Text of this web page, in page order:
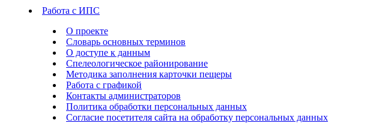
Работа с ИПС
О проекте
Словарь основных терминов
О доступе к данным
Спелеологическое районирование
Методика заполнения карточки пещеры
Работа с графикой
Контакты администраторов
Политика обработки персональных данных
Согласие посетителя сайта на обработку персональных данных